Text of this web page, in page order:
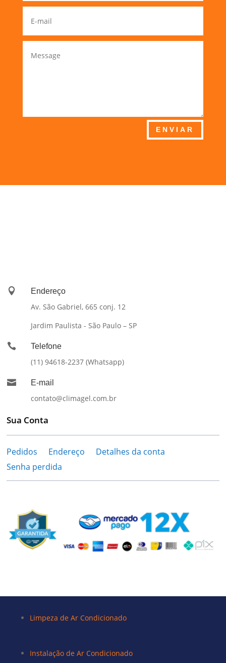
ENVIAR
 Endereço
Av. São Gabriel, 665 conj. 12
Jardim Paulista - São Paulo – SP
 Telefone
(11) 94618-2237 (Whatsapp)
 E-mail
contato@climagel.com.br
Sua Conta
Pedidos Endereço
Detalhes da conta
Senha perdida
Limpeza de Ar Condicionado
Instalação de Ar Condicionado